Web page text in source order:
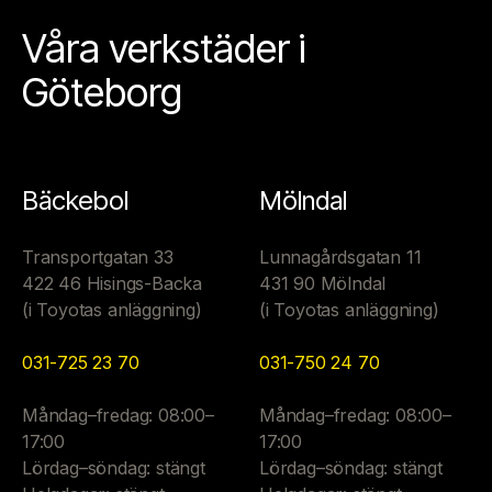
Våra verkstäder i
Göteborg
Bäckebol
Transportgatan 33
422 46 Hisings-Backa
(i Toyotas anläggning)
031-725 23 70
Måndag–fredag: 08:00–
17:00
Lördag–söndag: stängt
Mölndal
Lunnagårdsgatan 11
431 90 Mölndal
(i Toyotas anläggning)
031-750 24 70
Måndag–fredag: 08:00–
17:00
Lördag–söndag: stängt